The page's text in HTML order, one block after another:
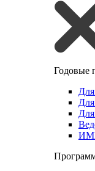
Годовые